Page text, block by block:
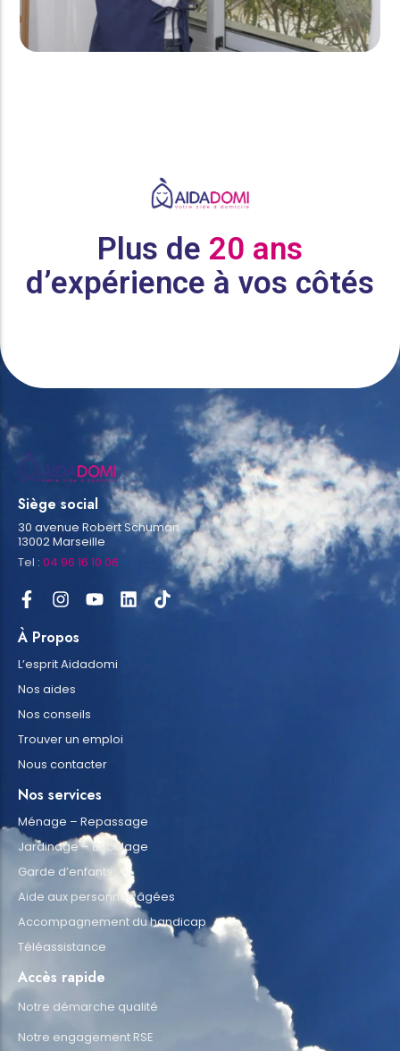
Plus de 20 ans
d’expérience à vos côtés
Siège social
30 avenue Robert Schuman
13002 Marseille
Tel : 04 96 16 10 06
À Propos
L’esprit Aidadomi
Nos aides
Nos conseils
Trouver un emploi
Nous contacter
Nos services
Ménage – Repassage
Jardinage – Bricolage
Garde d’enfants
Aide aux personnes âgées
Accompagnement du handicap
Téléassistance
Accès rapide
Notre démarche qualité
Notre engagement RSE